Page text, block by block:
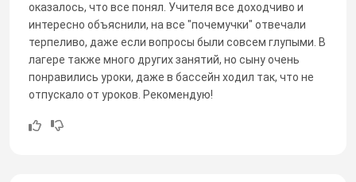
оказалось, что все понял. Учителя все доходчиво и
интересно объяснили, на все "почемучки" отвечали
терпеливо, даже если вопросы были совсем глупыми. В
лагере также много других занятий, но сыну очень
понравились уроки, даже в бассейн ходил так, что не
отпускало от уроков. Рекомендую!